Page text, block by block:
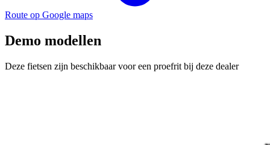
Route op Google maps
Demo modellen
Deze fietsen zijn beschikbaar voor een proefrit bij deze dealer